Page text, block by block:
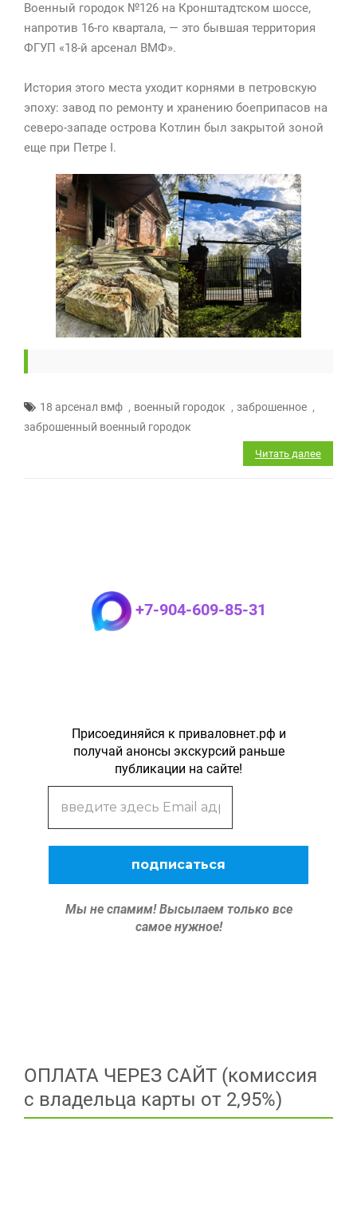
Военный городок №126 на Кронштадтском шоссе,
напротив 16-го квартала, — это бывшая территория
ФГУП «18-й арсенал ВМФ».
История этого места уходит корнями в петровскую
эпоху: завод по ремонту и хранению боеприпасов на
северо-западе острова Котлин был закрытой зоной
еще при Петре I.
18 арсенал вмф , военный городок , заброшенное ,
заброшенный военный городок
Читать далее
+7-904-609-85-31
Присоединяйся к приваловнет.рф и
получай анонсы экскурсий раньше
публикации на сайте!
Мы не спамим! Высылаем только все
самое нужное!
ОПЛАТА ЧЕРЕЗ САЙТ (комиссия
с владельца карты от 2,95%)